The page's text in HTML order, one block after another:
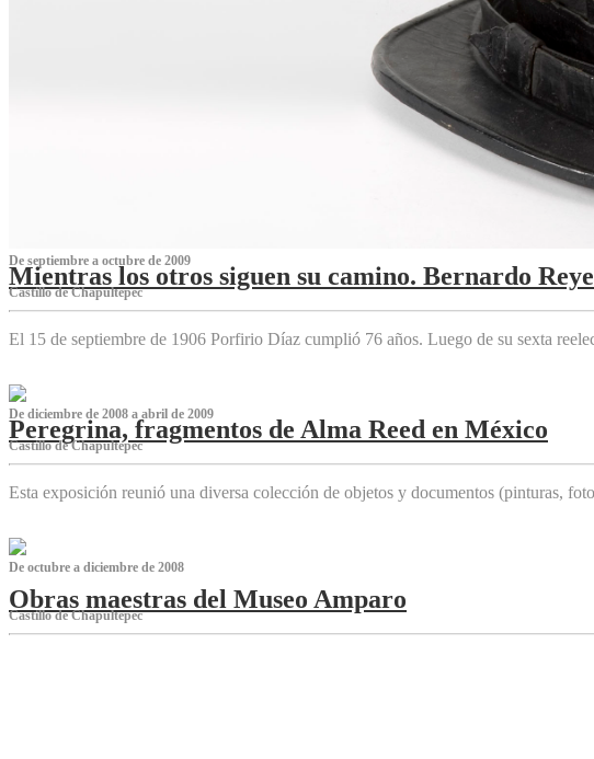
De septiembre a octubre de 2009
Mientras los otros siguen su camino. Bernardo
Castillo de Chapultepec
El 15 de septiembre de 1906 Porfirio Díaz cumplió 76 años. Luego de su sexta
De diciembre de 2008 a abril de 2009
Peregrina, fragmentos de Alma Reed en México
Castillo de Chapultepec
Esta exposición reunió una diversa colección de objetos y documentos (pinturas,
De octubre a diciembre de 2008
Obras maestras del Museo Amparo
Castillo de Chapultepec